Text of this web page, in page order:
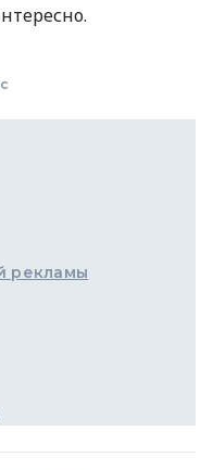
рекламы